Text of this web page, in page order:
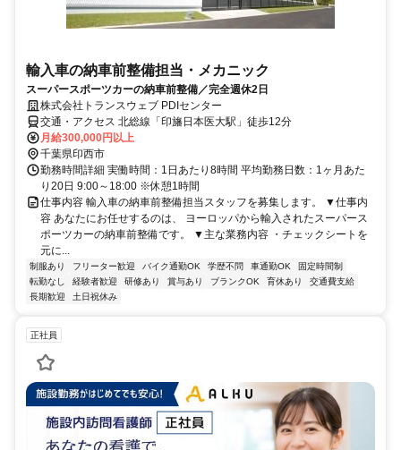
輸入車の納車前整備担当・メカニック
スーパースポーツカーの納車前整備／完全週休2日
株式会社トランスウェブ PDIセンター
交通・アクセス 北総線「印旛日本医大駅」徒歩12分
月給300,000円以上
千葉県印西市
勤務時間詳細 実働時間：1日あたり8時間 平均勤務日数：1ヶ月あた
り20日 9:00～18:00 ※休憩1時間
仕事内容 輸入車の納車前整備担当スタッフを募集します。 ▼仕事内
容 あなたにお任せするのは、 ヨーロッパから輸入されたスーパース
ポーツカーの納車前整備です。 ▼主な業務内容 ・チェックシートを
元に...
制服あり フリーター歓迎 バイク通勤OK 学歴不問 車通勤OK
固定時間制
転勤なし
経験者歓迎 研修あり 賞与あり ブランクOK 育休あり
交通費支給
長期歓迎
土日祝休み
正社員